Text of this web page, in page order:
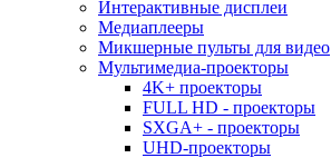
Интерактивные дисплеи
Медиаплееры
Микшерные пульты для видео
Мультимедиа-проекторы
4K+ проекторы
FULL HD - проекторы
SXGA+ - проекторы
UHD-проекторы